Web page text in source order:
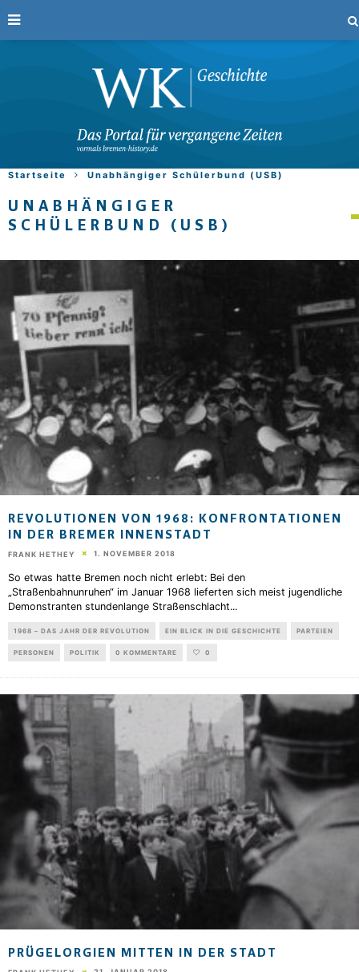
Startseite Unabhängiger Schülerbund (USB)
UNABHÄNGIGER
SCHÜLERBUND (USB)
REVOLUTIONEN VON 1968: KONFRONTATIONEN
IN DER BREMER INNENSTADT
FRANK HETHEY 1. NOVEMBER 2018
So etwas hatte Bremen noch nicht erlebt: Bei den
„Straßenbahnunruhen“ im Januar 1968 lieferten sich meist jugendliche
Demonstranten stundenlange Straßenschlacht...
1968 – DAS JAHR DER REVOLUTION EIN BLICK IN DIE GESCHICHTE PARTEIEN
PERSONEN POLITIK 0 KOMMENTARE 0
PRÜGELORGIEN MITTEN IN DER STADT